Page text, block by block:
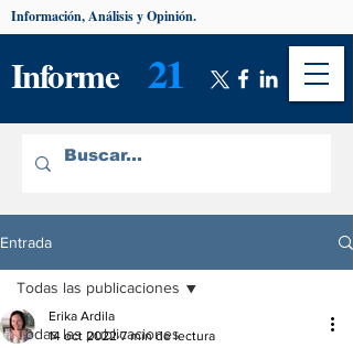
Informe 21
Información, Análisis y Opinión.
Entrada
Todas las publicaciones
Todas las publicaciones
Erika Ardila
14 oct 2022 7 min de lectura